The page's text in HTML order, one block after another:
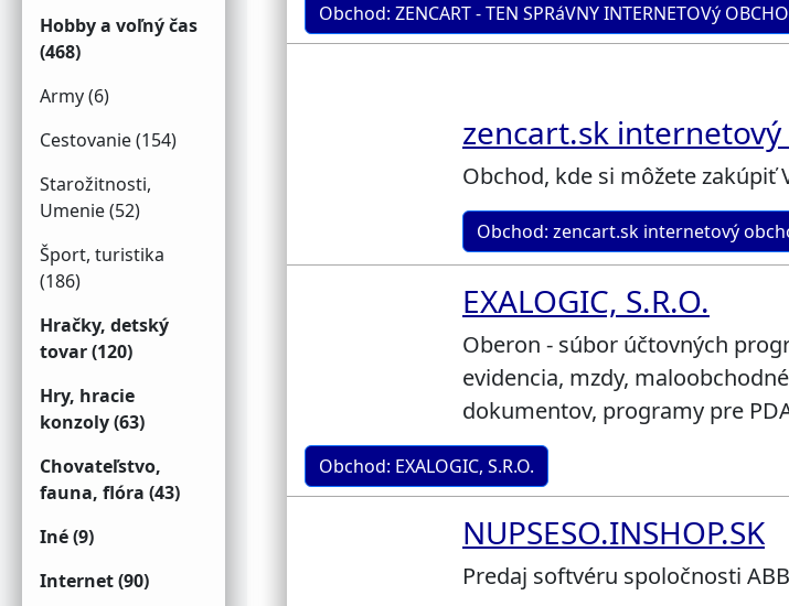
Hobby a voľný čas
(468)
Army (6)
Cestovanie (154)
Starožitnosti,
Umenie (52)
Šport, turistika
(186)
Hračky, detský
tovar (120)
Hry, hracie
konzoly (63)
Chovateľstvo,
fauna, flóra (43)
Iné (9)
Internet (90)
Obchod: ZENCART - TEN SPRáVNY INTERNETOVý
zencart.sk
Obchod, kde si môžete zakúpiť
Obchod: zencart.sk internetový
EXALOGIC, S.R.O.
Oberon - súbor účtovných
evidencia, mzdy,
dokumentov, programy pre
Obchod: EXALOGIC, S.R.O.
NUPSESO.INSHOP.SK
Predaj softvéru spoločnosti